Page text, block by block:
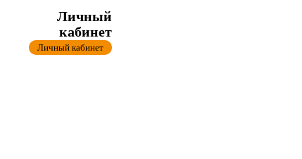
Личный
кабинет
Личный кабинет